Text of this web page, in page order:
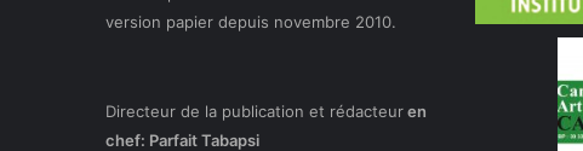
version papier depuis novembre 2010.
Directeur de la publication et rédacteuren
chef: Parfait Tabapsi